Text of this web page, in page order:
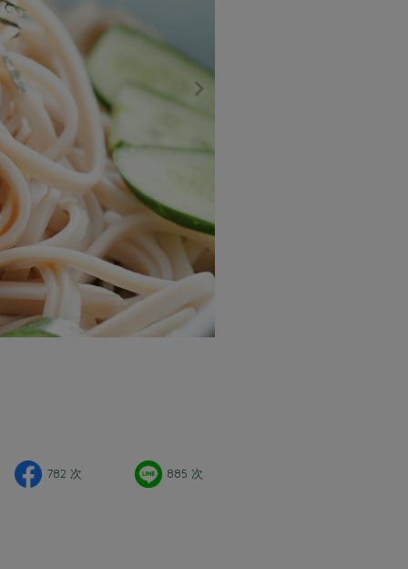
782 次 885 次